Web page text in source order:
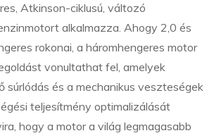
Atkinson-ciklusú, változó
alkalmazza. Ahogy 2,0 és
rokonai, a háromhengeres motor
vonultathat fel, amelyek
súrlódás és a mechanikus veszteségek
teljesítmény optimalizálását
hogy a motor a világ legmagasabb